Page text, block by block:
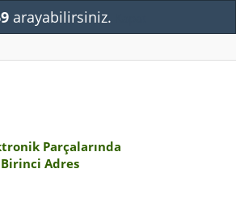
Parçalarında
Birinci Adres
arayabilirsiniz.